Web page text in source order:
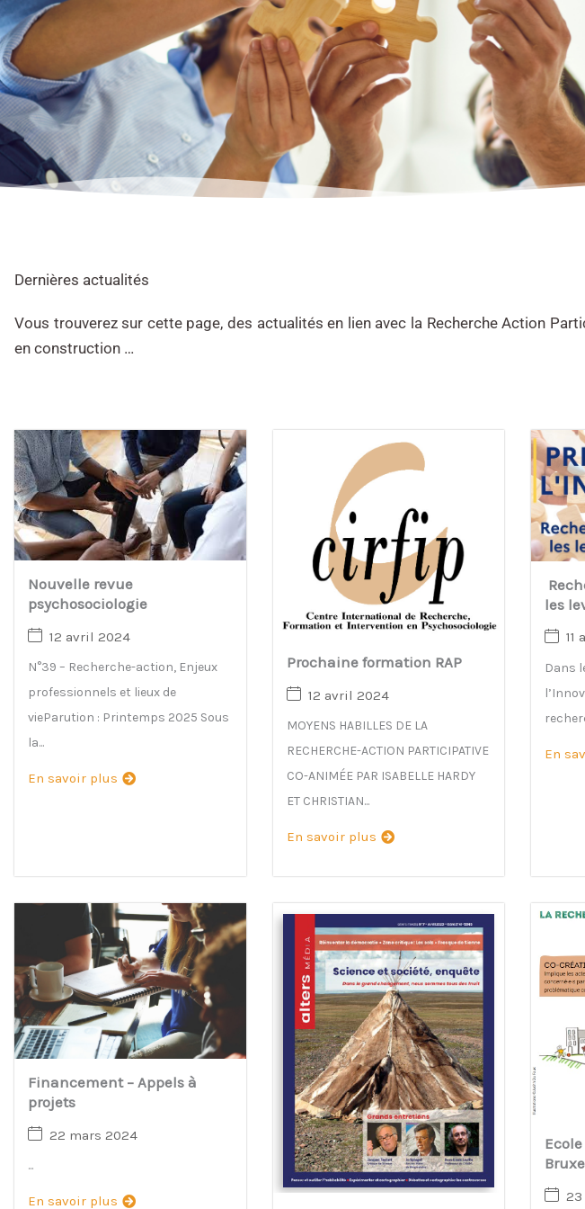
Dernières actualités
Vous trouverez sur cette page, des actualités en lien avec la Recherche Action
en construction …
Nouvelle revue
psychosociologie
12 avril 2024
N°39 – Recherche-action, Enjeux
professionnels et lieux de
vieParution : Printemps 2025 Sous
la...
En savoir plus
Prochaine formation RAP
12 avril 2024
MOYENS HABILLES DE LA
RECHERCHE-ACTION PARTICIPATIVE
CO-ANIMÉE PAR ISABELLE HARDY
ET CHRISTIAN...
En savoir plus
les
11
Dans
En
Financement – Appels à
projets
22 mars 2024
...
En savoir plus